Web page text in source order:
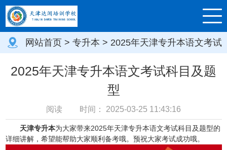
网站首页 > 专升本 > 2025年天津专升本语文考试
科目及题型
2025年天津专升本语文考试科目及题
型
阅读 时间： 2025-03-25 11:43:16
天津专升本为大家带来2025年天津专升本语文考试科目及题型的
详细讲解，希望能帮助大家顺利备考哦。预祝大家考试成功哦。